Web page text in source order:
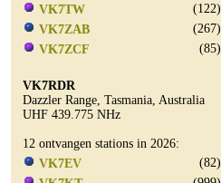
VK7TW
(122)
VK7ZAB
(267)
VK7ZCF
(85)
VK7RDR
Dazzler Range, Tasmania, Australia
UHF 439.775 NHz
12 ontvangen stations in 2026:
VK7EV
(82)